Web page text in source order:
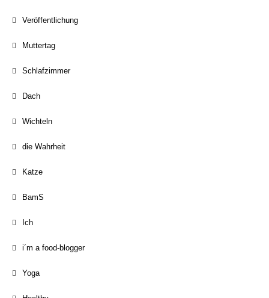
Veröffentlichung
Muttertag
Schlafzimmer
Dach
Wichteln
die Wahrheit
Katze
BamS
Ich
i´m a food-blogger
Yoga